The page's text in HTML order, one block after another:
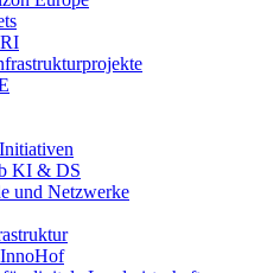
KI & DS
und Netzwerke